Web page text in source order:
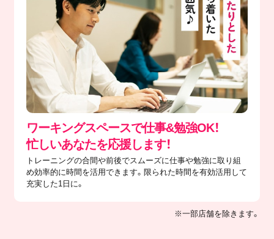
ワーキングスペースで仕事&勉強OK！
忙しいあなたを応援します！
トレーニングの合間や前後でスムーズに仕事や勉強に取り組
め効率的に時間を活用できます。限られた時間を有効活用して
充実した1日に。
※一部店舗を除きます。